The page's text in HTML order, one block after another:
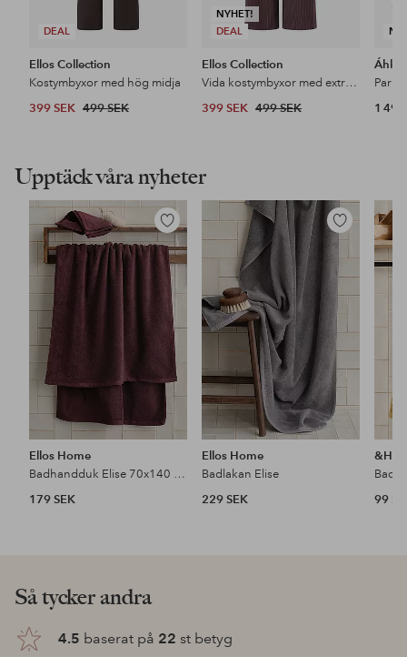
DEAL
Ellos Collection
Kostymbyxor med hög midja
399 SEK 499 SEK
NYHET!
DEAL
Ellos Collection
Vida kostymbyxor med extra hög midja
399 SEK 499 SEK 1 499
Upptäck våra nyheter
Lägg
till
favoriter
Ellos Home
Badhandduk Elise 70x140 cm
179 SEK
Lägg
till
favoriter
Ellos Home
Badlakan Elise
229 SEK
99
Så tycker andra
4.5 baserat på 22 st betyg